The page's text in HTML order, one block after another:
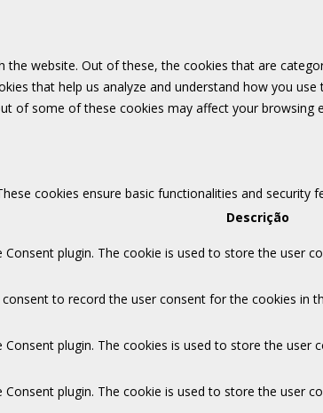
website. Out of these, the cookies that are
that help us analyze and understand how you
of some of these cookies may affect your browsing
cookies ensure basic functionalities and security
Descrição
Consent plugin. The cookie is used to store the user
to record the user consent for the cookies in
Consent plugin. The cookies is used to store the
Consent plugin. The cookie is used to store the user